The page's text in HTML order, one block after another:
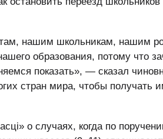
нашим школьникам, нашим
образования, потому что
показать», — сказал
стран мира, чтобы получать
о случаях, когда по